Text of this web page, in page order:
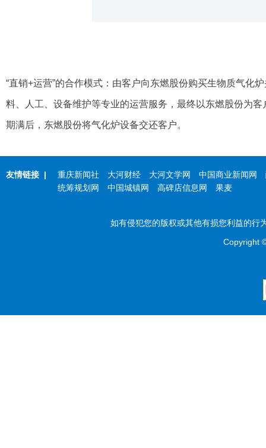
“直销+运营”的合作模式：由客户向东燃股份购买生物质气化
料、人工、设备维护等专业的运营服务，最终以东燃股份为
期满后，东燃股份将气化炉设备交还客户。
友情链接 | 重庆新闻社 大河财经 大河文学网 中国商业新闻网
统筹规划网
中国城镇网 高碑店信息网 果麦
如有侵犯您的版权或其他有损您利益的行
Copyright